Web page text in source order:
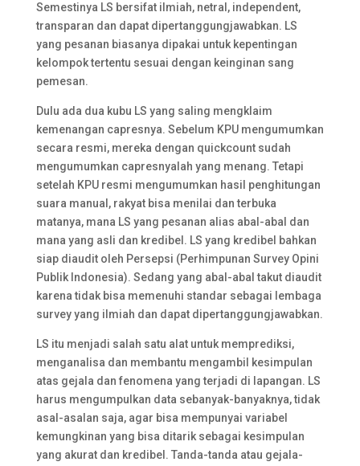
Semestinya LS bersifat ilmiah, netral, independent,
transparan dan dapat dipertanggungjawabkan. LS
yang pesanan biasanya dipakai untuk kepentingan
kelompok tertentu sesuai dengan keinginan sang
pemesan.
Dulu ada dua kubu LS yang saling mengklaim
kemenangan capresnya. Sebelum KPU mengumumkan
secara resmi, mereka dengan quickcount sudah
mengumumkan capresnyalah yang menang. Tetapi
setelah KPU resmi mengumumkan hasil penghitungan
suara manual, rakyat bisa menilai dan terbuka
matanya, mana LS yang pesanan alias abal-abal dan
mana yang asli dan kredibel. LS yang kredibel bahkan
siap diaudit oleh Persepsi (Perhimpunan Survey Opini
Publik Indonesia). Sedang yang abal-abal takut diaudit
karena tidak bisa memenuhi standar sebagai lembaga
survey yang ilmiah dan dapat dipertanggungjawabkan.
LS itu menjadi salah satu alat untuk memprediksi,
menganalisa dan membantu mengambil kesimpulan
atas gejala dan fenomena yang terjadi di lapangan. LS
harus mengumpulkan data sebanyak-banyaknya, tidak
asal-asalan saja, agar bisa mempunyai variabel
kemungkinan yang bisa ditarik sebagai kesimpulan
yang akurat dan kredibel. Tanda-tanda atau gejala-